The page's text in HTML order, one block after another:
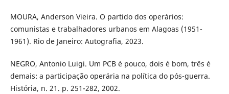
MOURA, Anderson Vieira. O partido dos operários:
comunistas e trabalhadores urbanos em Alagoas (1951-
1961). Rio de Janeiro: Autografia, 2023.
NEGRO, Antonio Luigi. Um PCB é pouco, dois é bom, três é
demais: a participação operária na política do pós-guerra.
História, n. 21. p. 251-282, 2002.